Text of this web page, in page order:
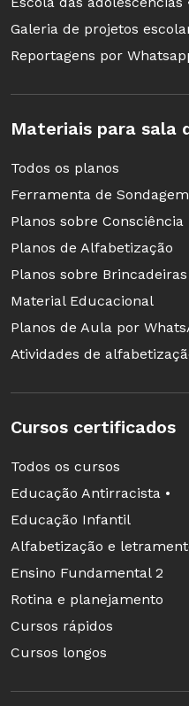
Além do Corpo ? Uma
Arte/Educação, Ana
EXPOSIÇÃO
Galeria de projetos
Reportagens por
Materiais para sala
Todos os planos
Ferramenta de Sondagem
Planos sobre Consciência
Planos de Alfabetização
Planos sobre Brincadeiras
Material Educacional
Planos de Aula por
Atividades de
Cursos certificados
Todos os cursos
Educação Antirracista •
Educação Infantil
Alfabetização e
Ensino Fundamental 2
Rotina e planejamento
Cursos rápidos
Cursos longos